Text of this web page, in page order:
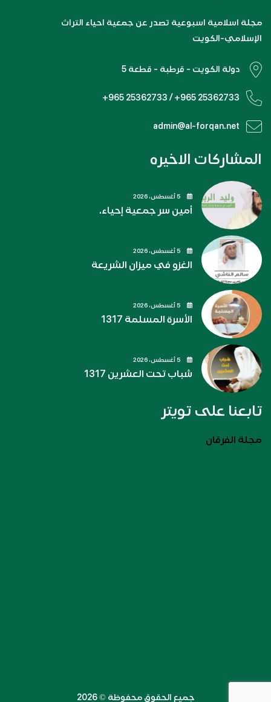
مجلة اسلامية اسبوعية تصدر عن جمعية احياء التراث
الإسلامي-الكويت
دولة الكويت - قرطبة - قطعة 5
+965 25362733 / +965 25362733
admin@al-forqan.net
المشاركات الاخيره
أمين سر جمعية إحياء.
الغزو في ميزان الشريعة
الأسرة المسلمة 1317
شباب تحت العشرين 1317
تابعنا على تويتر
مجلة الفرقان
جميع الحقوق محفوظة ©️ 2026